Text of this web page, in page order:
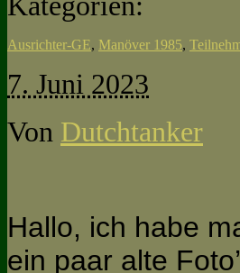
Ausrichter-GE, Manöver 1985,
7. Juni 2023
Von Dutchtanker
Hallo, ich habe
ein paar alte